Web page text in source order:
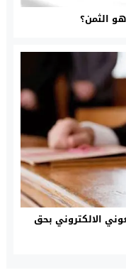
الثمن؟
الالكتروني بحق